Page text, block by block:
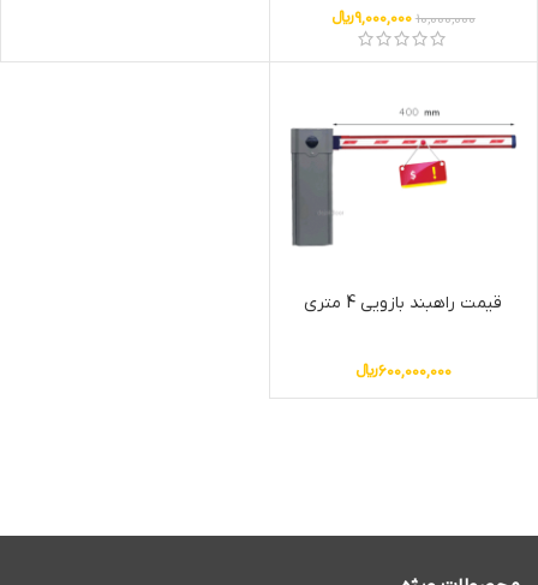
10,000,000
9,000,000﷼
قیمت راهبند بازویی 4 متری
600,000,000﷼